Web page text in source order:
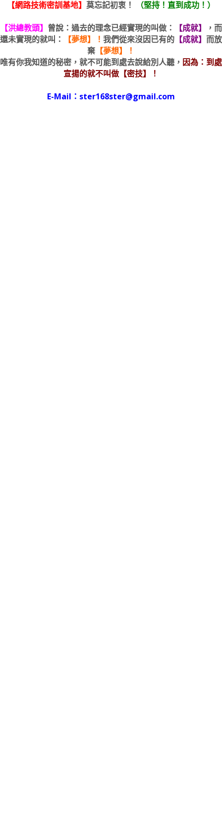
【網路技術密訓基地】 莫忘記初衷！ （堅持！直到成功！）
【洪總教頭】 曾說：過去的理念已經實現的叫做： 【成就】
，而
還未實現的就叫：
【夢想】！ 我們從來沒因已有的 【成就】 而放
棄 【夢想】！
唯有你我知道的秘密，就不可能到處去說給別人聽， 因為：到處
宣揚的就不叫做【密技】！
E-Mail：ster168ster@gmail.com